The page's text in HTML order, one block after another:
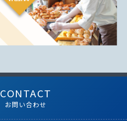
CONTACT
お問い合わせ